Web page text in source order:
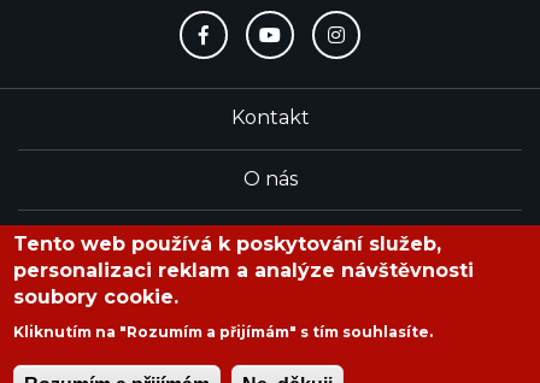
Kontakt
O nás
Redakce
Tento web používá k poskytování služeb,
personalizaci reklam a analýze návštěvnosti
soubory cookie.
Kliknutím na "Rozumím a přijímám" s tím souhlasíte.